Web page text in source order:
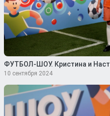
ФУТБОЛ-ШОУ. Кристина и
10 сентября 2024